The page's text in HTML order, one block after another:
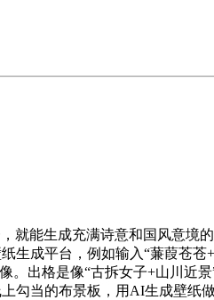
能生成充满诗意和国风意境
生成平台，例如输入“蒹葭苍苍
。出格是像“古拆女子+山川近
勾当的布景板，用AI生成壁纸